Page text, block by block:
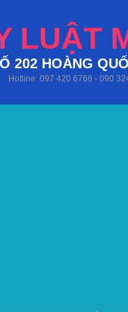
LUẬT
202 HOÀNG
Hotline: 097 420 6766 - 090